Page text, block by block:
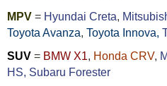
MPV = Hyundai Creta,
Toyota Avanza, Toyota Innova,
SUV = BMW X1, Honda CRV,
HS, Subaru Forester